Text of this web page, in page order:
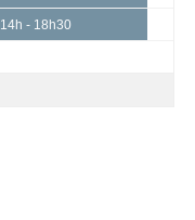
14h - 18h30